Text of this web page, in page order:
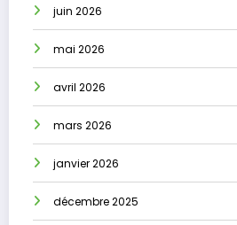
juin 2026
mai 2026
avril 2026
mars 2026
janvier 2026
décembre 2025